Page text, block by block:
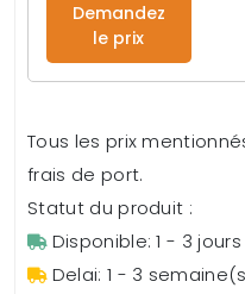
Demandez
le prix
Tous les prix
frais de port.
Statut du produit :
Disponible: 1 - 3 jours
Delai: 1 - 3